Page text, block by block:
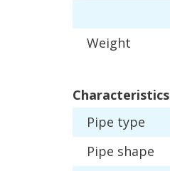
Weight
Characteristics
Pipe type
Pipe shape